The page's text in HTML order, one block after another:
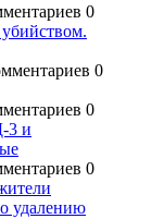
0
0
0
3 и
0
удалению